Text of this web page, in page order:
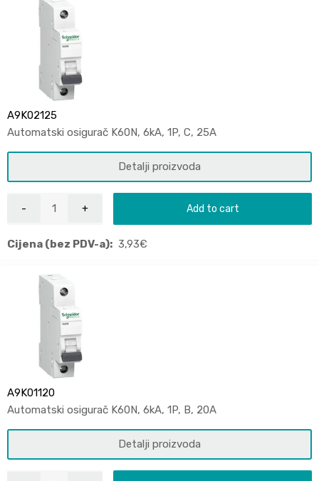
A9K02125
Automatski osigurač K60N, 6kA, 1P, C, 25A
Detalji proizvoda
Add to cart
Cijena (bez PDV-a): 3,93€
A9K01120
Automatski osigurač K60N, 6kA, 1P, B, 20A
Detalji proizvoda